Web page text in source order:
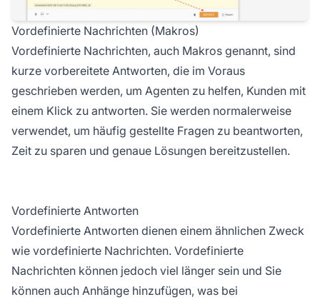
Vordefinierte Nachrichten (Makros)
Vordefinierte Nachrichten, auch Makros genannt, sind
kurze vorbereitete Antworten, die im Voraus
geschrieben werden, um Agenten zu helfen, Kunden mit
einem Klick zu antworten. Sie werden normalerweise
verwendet, um häufig gestellte Fragen zu beantworten,
Zeit zu sparen und genaue Lösungen bereitzustellen.
Vordefinierte Antworten
Vordefinierte Antworten dienen einem ähnlichen Zweck
wie vordefinierte Nachrichten. Vordefinierte
Nachrichten können jedoch viel länger sein und Sie
können auch Anhänge hinzufügen, was bei